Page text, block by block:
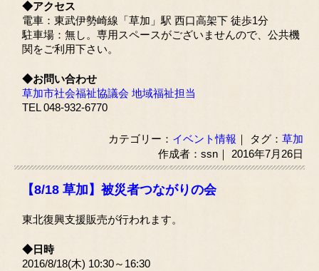
◆アクセス
電車：東武伊勢崎線「草加」駅 西口高架下 徒歩1分
駐車場：無し。専用スペースがございませんので、公共機
関をご利用下さい。
◆お問い合わせ
草加市社会福祉協議会 地域福祉担当
TEL 048-932-6770
カテゴリー： イベント情報 ｜ タグ：草加
作成者：ssn｜ 2016年7月26日
【8/18 草加】被災者つながりの会
東北復興支援販売が行われます。
◆日時
2016/8/18(木) 10:30～16:30